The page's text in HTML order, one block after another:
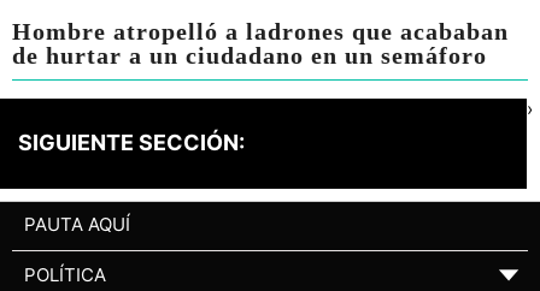
Hombre atropelló a ladrones que acababan
de hurtar a un ciudadano en un semáforo
SIGUIENTE SECCIÓN:
›
PAUTA AQUÍ
POLÍTICA ▼